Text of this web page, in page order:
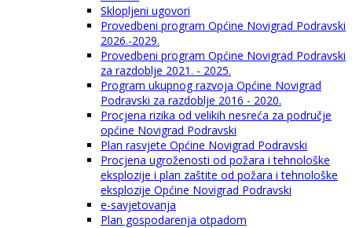
Sklopljeni ugovori
Provedbeni program Općine Novigrad Podravski
2026.-2029.
Provedbeni program Općine Novigrad Podravski
za razdoblje 2021. - 2025.
Program ukupnog razvoja Općine Novigrad
Podravski za razdoblje 2016 - 2020.
Procjena rizika od velikih nesreća za područje
općine Novigrad Podravski
Plan rasvjete Općine Novigrad Podravski
Procjena ugroženosti od požara i tehnološke
eksplozije i plan zaštite od požara i tehnološke
eksplozije Općine Novigrad Podravski
e-savjetovanja
Plan gospodarenja otpadom